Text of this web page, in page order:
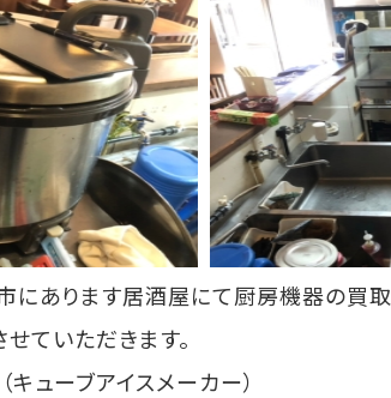
あります居酒屋にて厨房機器の買取
ていただきます。
ューブアイスメーカー）